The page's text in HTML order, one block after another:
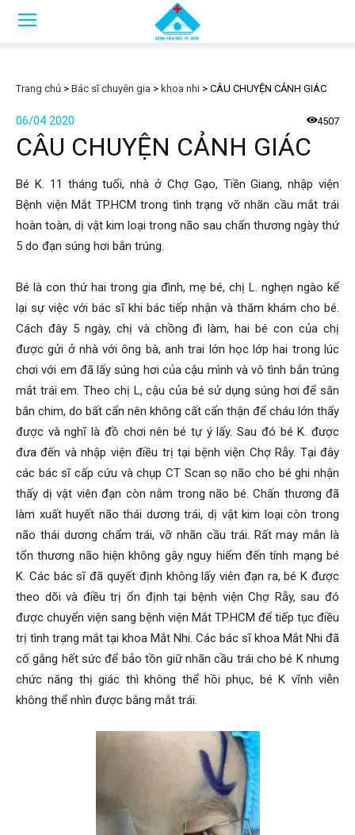
Trang chủ > Bác sĩ chuyên gia > khoa nhi > CÂU CHUYỆN CẢNH GIÁC
06/04 2020 4507
CÂU CHUYỆN CẢNH GIÁC
Bé K. 11 tháng tuổi, nhà ở Chợ Gạo, Tiền Giang, nhập viện
Bệnh viện Mắt TP.HCM trong tình trạng vỡ nhãn cầu mắt trái
hoàn toàn, dị vật kim loại trong não sau chấn thương ngày thứ
5 do đạn súng hơi bắn trúng.
Bé là con thứ hai trong gia đình, mẹ bé, chị L. nghẹn ngào kể
lại sự việc với bác sĩ khi bác tiếp nhận và thăm khám cho bé.
Cách đây 5 ngày, chị và chồng đi làm, hai bé con của chị
được gửi ở nhà với ông bà, anh trai lớn học lớp hai trong lúc
chơi với em đã lấy súng hơi của cậu mình và vô tình bắn trúng
mắt trái em. Theo chị L, cậu của bé sử dụng súng hơi để săn
bắn chim, do bất cẩn nên không cất cẩn thận để cháu lớn thấy
được và nghĩ là đồ chơi nên bé tự ý lấy. Sau đó bé K. được
đưa đến và nhập viện điều trị tại bệnh viện Chợ Rẫy. Tại đây
các bác sĩ cấp cứu và chụp CT Scan sọ não cho bé ghi nhận
thấy dị vật viên đạn còn nằm trong não bé. Chấn thương đã
làm xuất huyết não thái dương trái, dị vật kim loại còn trong
não thái dương chẩm trái, vỡ nhãn cầu trái. Rất may mắn là
tổn thương não hiện không gây nguy hiểm đến tính mạng bé
K. Các bác sĩ đã quyết định không lấy viên đạn ra, bé K được
theo dõi và điều trị ổn định tại bệnh viện Chợ Rẫy, sau đó
được chuyển viện sang bệnh viện Mắt TP.HCM để tiếp tục điều
trị tình trạng mắt tại khoa Mắt Nhi. Các bác sĩ khoa Mắt Nhi đã
cố gắng hết sức để bảo tồn giữ nhãn cầu trái cho bé K nhưng
chức năng thị giác thì không thể hồi phục, bé K vĩnh viễn
không thể nhìn được bằng mắt trái.